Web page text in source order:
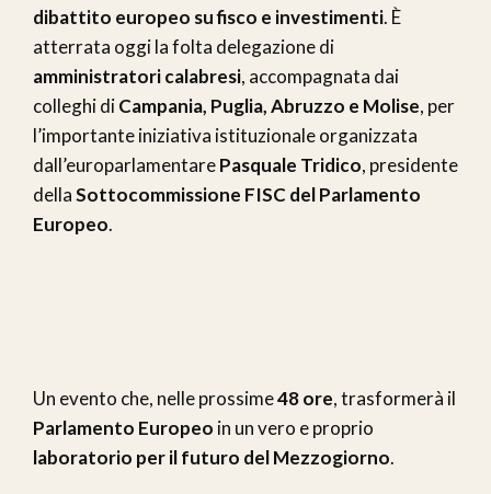
dibattito europeo su fisco e investimenti. È
atterrata oggi la folta delegazione di
amministratori calabresi, accompagnata dai
colleghi diCampania, Puglia, Abruzzo e Molise, per
l’importante iniziativa istituzionale organizzata
dall’europarlamentarePasquale Tridico, presidente
dellaSottocommissione FISC del Parlamento
Europeo.
Un evento che, nelle prossime48 ore, trasformerà il
Parlamento Europeo in un vero e proprio
laboratorio per il futuro del Mezzogiorno.